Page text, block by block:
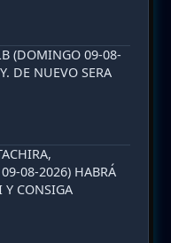
(DOMINGO 09-08-
DE NUEVO SERA
08-2026) HABRÁ
Y CONSIGA